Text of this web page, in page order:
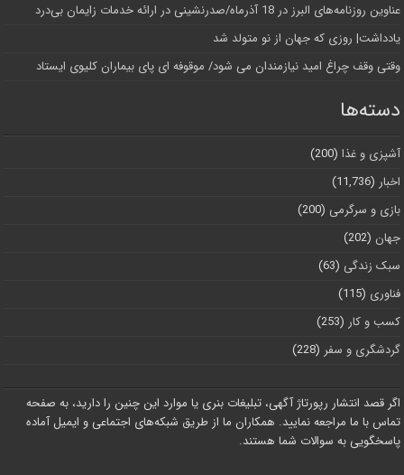
عناوین روزنامه‌های البرز در ‌18 آذرماه/صدرنشینی در ارائه خدمات زایمان بی‌درد
یادداشت| روزی که جهان از نو متولد شد
وقتی وقف چراغ امید نیازمندان می شود/ موقوفه ای پای بیماران کلیوی ایستاد
دسته‌ها
آشپزی و غذا (200)
اخبار (11,736)
بازی و سرگرمی (200)
جهان (202)
سبک زندگی (63)
فناوری (115)
کسب و کار (253)
گردشگری و سفر (228)
اگر قصد انتشار رپورتاژ آگهی، تبلیغات بنری یا موارد این چنین را دارید، به صفحه
تماس با ما مراجعه نمایید. همکاران ما از طریق شبکه‌های اجتماعی و ایمیل آماده
پاسخگویی به سوالات شما هستند.